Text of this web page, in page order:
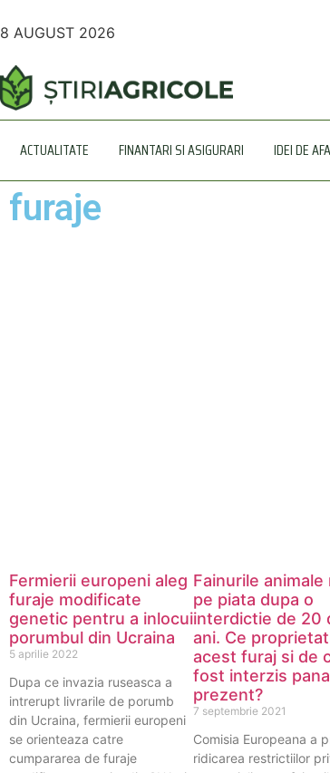
8 AUGUST 2026
ACTUALITATE FINANTARI SI ASIGURARI IDEI DE
furaje
Fermierii europeni aleg
furaje modificate
genetic pentru a inlocui
porumbul din Ucraina
5 aprilie 2022
Dupa ce invazia ruseasca a
intrerupt livrarile de porumb
din Ucraina, fermierii europeni
se orienteaza catre
cumpararea de furaje
Fainurile animale
pe piata dupa o
interdictie de 20
ani. Ce
acest furaj si de
fost interzis
prezent?
7 septembrie 2021
Comisia Europeana a
ridicarea restrictiilor